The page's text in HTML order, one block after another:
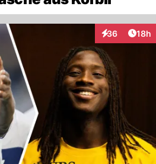
36
Interaktionen
18h